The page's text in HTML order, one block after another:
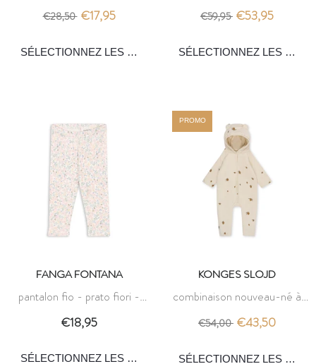
- marmar copenhagen
€28,50 €17,95
konges slojd
€59,95 €53,95
FANGA FONTANA
pantalon fio - prato fiori -
fanga fontana
€18,95
PROMO
KONGES SLOJD
combinaison nouveau-né à
capuche - lemon - konges
slojd
€54,00 €43,50